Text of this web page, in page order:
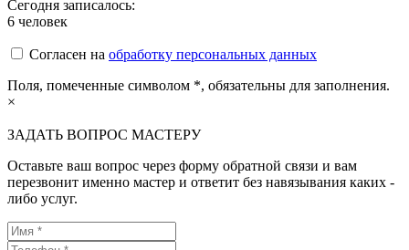
Сегодня записалось:
6 человек
Согласен на обработку персональных данных
Поля, помеченные символом *, обязательны для заполнения.
×
ЗАДАТЬ ВОПРОС МАСТЕРУ
Оставьте ваш вопрос через форму обратной связи и вам
перезвонит именно мастер и ответит без навязывания каких -
либо услуг.